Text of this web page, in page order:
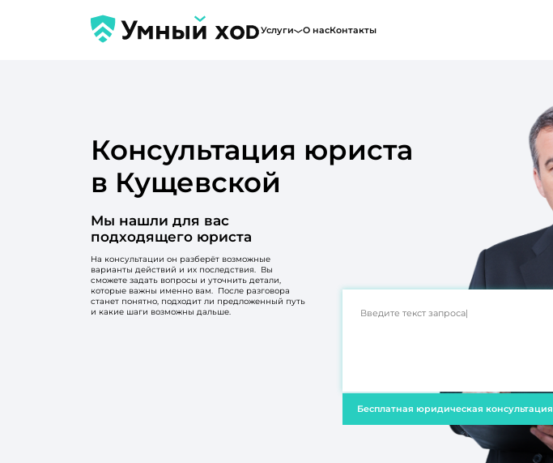
Услуги О насКонтакты
Консультация юриста
в Кущевской
Мы нашли для вас
подходящего юриста
На консультации он разберёт возможные
варианты действий и их последствия. Вы
сможете задать вопросы и уточнить детали,
которые важны именно вам. После разговора
станет понятно, подходит ли предложенный путь
и какие шаги возможны дальше.
Бесплатная юридическая консультация